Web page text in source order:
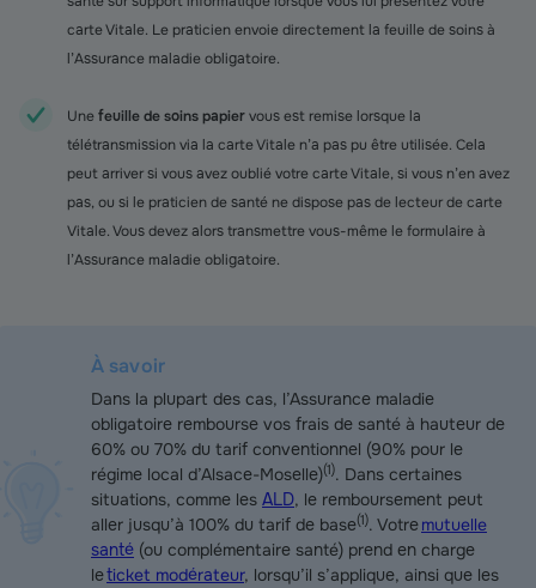
carte Vitale. Le praticien envoie directement la feuille de soins à
l’Assurance maladie obligatoire.
Unefeuille de soins papiervous est remise lorsque la
télétransmission via la carte Vitale n’a pas pu être utilisée. Cela
peut arriver si vous avez oublié votre carte Vitale, si vous n’en avez
pas, ou si le praticien de santé ne dispose pas de lecteur de carte
Vitale. Vous devez alors transmettre vous-même le formulaire à
l’Assurance maladie obligatoire.
À savoir
Dans la plupart des cas, l’Assurance maladie
obligatoire rembourse vos frais de santé à hauteur de
60% ou 70% du tarif conventionnel (90% pour le
régime local d’Alsace-Moselle)(1). Dans certaines
situations, comme les ALD, le remboursement peut
aller jusqu’à 100% du tarif de base(1). Votremutuelle
santé (ou complémentaire santé) prend en charge
leticket modérateur, lorsqu’il s’applique, ainsi que les